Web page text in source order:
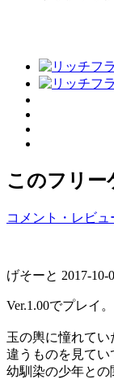
このフリー
コメント・レビュ
げそーと 2017-10-
Ver.1.00でプレイ。
玉の輿に憧れて
違うものを見て
幼馴染の少年との